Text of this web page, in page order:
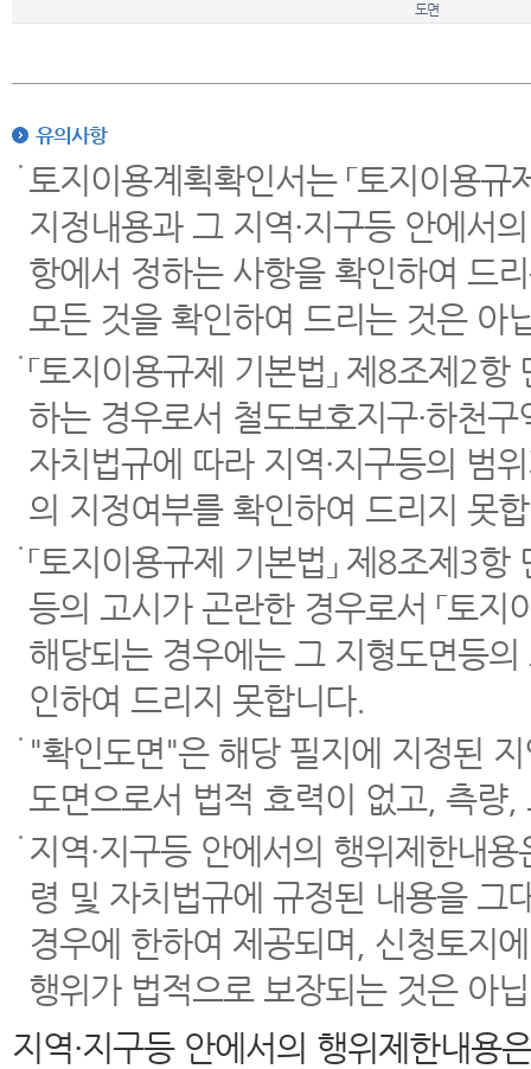
도면
유의사항
토지이용계획확인서는 「토지이용
지정내용과 그 지역·지구등 안에서
항에서 정하는 사항을 확인하여 드
모든 것을 확인하여 드리는 것은 아
「토지이용규제 기본법」 제8조제2
하는 경우로서 철도보호지구·하천
자치법규에 따라 지역·지구등의 범
의 지정여부를 확인하여 드리지 못
「토지이용규제 기본법」 제8조제3
등의 고시가 곤란한 경우로서 「토
해당되는 경우에는 그 지형도면등
인하여 드리지 못합니다.
"확인도면"은 해당 필지에 지정된
도면으로서 법적 효력이 없고, 측량
지역·지구등 안에서의 행위제한내
령 및 자치법규에 규정된 내용을 그
경우에 한하여 제공되며, 신청토지
행위가 법적으로 보장되는 것은 아
지역·지구등 안에서의 행위제한내용